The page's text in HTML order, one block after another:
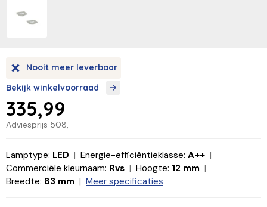
Nooit meer leverbaar
Bekijk winkelvoorraad
Adviesprijs 508,-
335,99
Lamptype: LED Energie-efficiëntieklasse: A++
Commerciële kleurnaam: Rvs Hoogte: 12 mm
Breedte: 83 mm Meer specificaties